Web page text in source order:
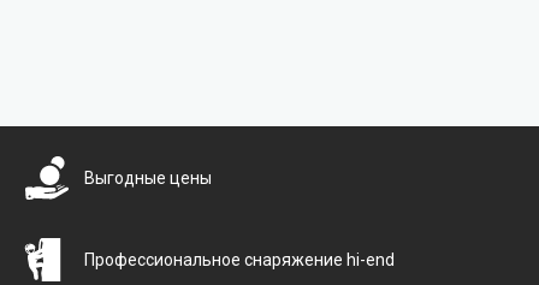
Выгодные цены
Профессиональное снаряжение hi-end